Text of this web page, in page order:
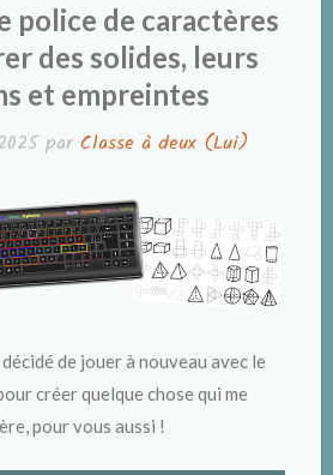
police de caractères
des solides, leurs
et empreintes
par Classe à deux (Lui)
décidé de jouer à nouveau avec le
créer quelque chose qui me
pour vous aussi !